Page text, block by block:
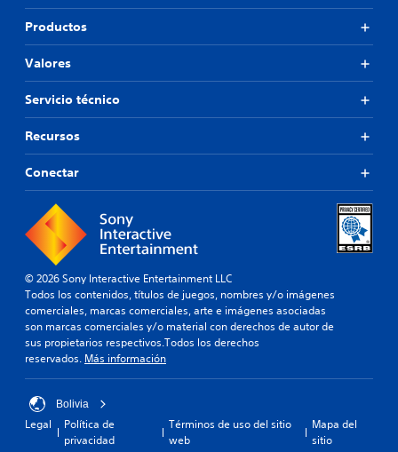
Productos
Valores
Servicio técnico
Recursos
Conectar
© 2026 Sony Interactive Entertainment LLC
Todos los contenidos, títulos de juegos, nombres y/o imágenes
comerciales, marcas comerciales, arte e imágenes asociadas
son marcas comerciales y/o material con derechos de autor de
sus propietarios respectivos.Todos los derechos
reservados. Más información
Bolivia
Legal
Política de
privacidad
Términos de uso del sitio
web
Mapa del
sitio